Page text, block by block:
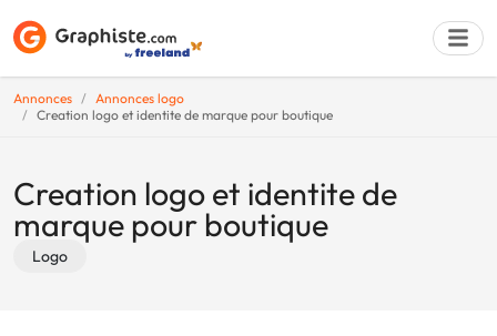
Annonces
Annonces logo
Creation logo et identite de marque pour boutique
Creation logo et identite de
marque pour boutique
Logo